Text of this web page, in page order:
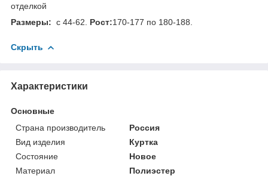
отделкой
Размеры: с 44-62. Рост:170-177 по 180-188.
Скрыть
Характеристики
Основные
Страна производитель
Россия
Вид изделия
Куртка
Состояние
Новое
Материал
Полиэстер